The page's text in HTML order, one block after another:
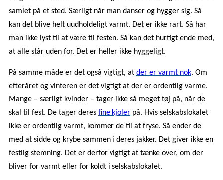
samlet på et sted. Særligt når man danser og hygger sig. Så
kan det blive helt uudholdeligt varmt. Det er ikke rart. Så har
man ikke lyst til at være til festen. Så kan det hurtigt ende med,
at alle står uden for. Det er heller ikke hyggeligt.
På samme måde er det også vigtigt, at der er varmt nok. Om
efteråret og vinteren er det vigtigt at der er ordentlig varme.
Mange – særligt kvinder – tager ikke så meget tøj på, når de
skal til fest. De tager deres fine kjolerpå. Hvis selskabslokalet
ikke er ordentlig varmt, kommer de til at fryse. Så ender de
med at sidde og krybe sammen i deres jakker. Det giver ikke en
festlig stemning. Det er derfor vigtigt at tænke over, om der
bliver for varmt eller for koldt i selskabslokalet.